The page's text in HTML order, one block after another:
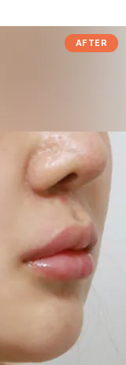
AFTER